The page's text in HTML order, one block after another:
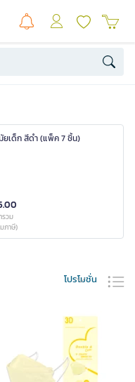
ยเด็ก สีดำ (แพ็ค 7 ชิ้น)
รวม
ภาษี)
โปรโมชั่น